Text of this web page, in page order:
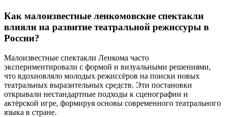
Как малоизвестные ленкомовские спектакли
влияли на развитие театральной режиссуры в
России?
Малоизвестные спектакли Ленкома часто
экспериментировали с формой и визуальными решениями,
что вдохновляло молодых режиссёров на поиски новых
театральных выразительных средств. Эти постановки
открывали нестандартные подходы к сценографии и
актёрской игре, формируя основы современного театрального
языка в стране.